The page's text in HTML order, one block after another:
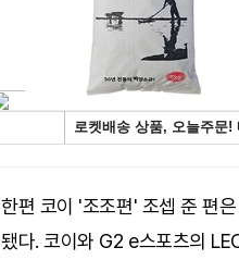
한편 코이 '조조편' 조셉 준 편
됐다. 코이와 G2 e스포츠의